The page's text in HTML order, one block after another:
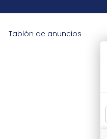
Tablón de anuncios